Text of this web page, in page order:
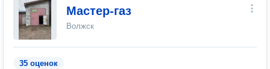
Мастер-газ
Волжск
35 оценок